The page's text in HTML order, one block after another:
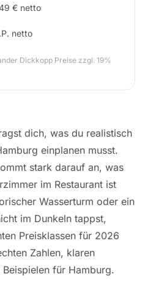
€ netto
netto
Dickkopp Preise zzgl. 19%
dich, was du realistisch
einplanen musst.
stark darauf an, was
im Restaurant ist
Wasserturm oder ein
im Dunkeln tappst,
Preisklassen für 2026
Zahlen, klaren
für Hamburg.